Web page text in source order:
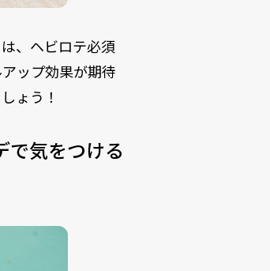
、ヘビロテ必須
ップ効果が期待
ょう！
で気をつける